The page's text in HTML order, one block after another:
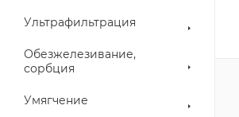
Ультрафильтрация
Обезжелезивание,
сорбция
Умягчение